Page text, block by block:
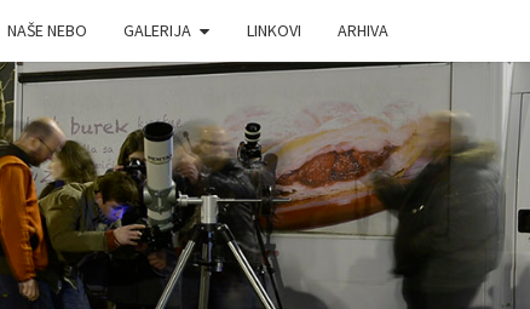
NAŠE NEBO GALERIJA LINKOVI ARHIVA